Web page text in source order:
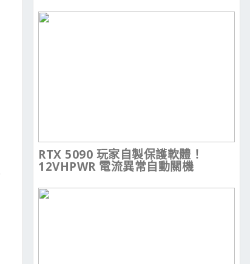
RTX 5090 玩家自製保護軟體！
12VHPWR 電流異常自動關機